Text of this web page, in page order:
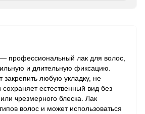
— профессиональный лак для волос,
и длительную фиксацию.
закрепить любую укладку, не
естественный вид без
чрезмерного блеска. Лак
волос и может использоваться